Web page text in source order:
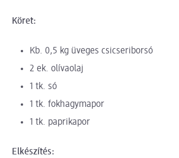
Köret:
Kb. 0,5 kg üveges csicseriborsó
2 ek. olívaolaj
1 tk. só
1 tk. fokhagymapor
1 tk. paprikapor
Elkészítés: